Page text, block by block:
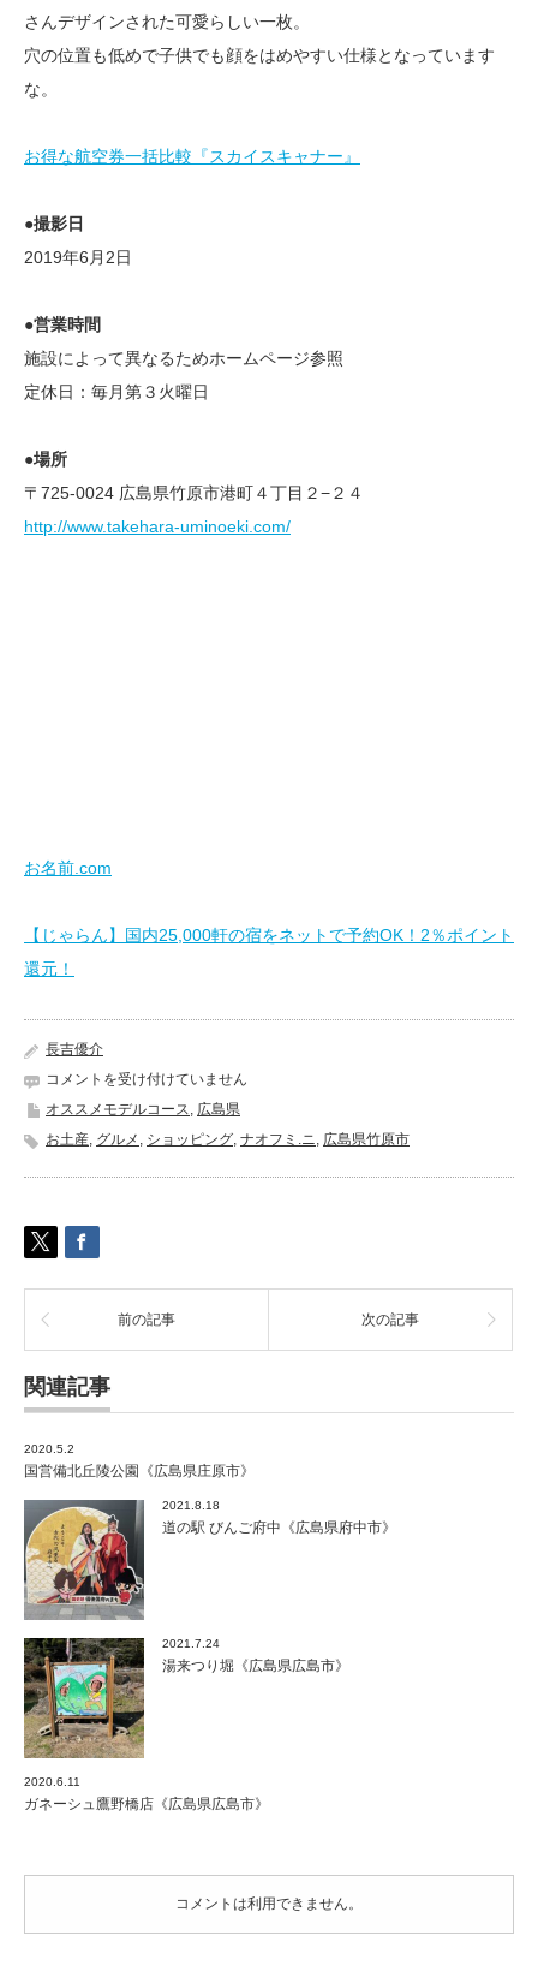
さんデザインされた可愛らしい一枚。
穴の位置も低めで子供でも顔をはめやすい仕様となっています
な。
お得な航空券一括比較『スカイスキャナー』
●撮影日
2019年6月2日
●営業時間
施設によって異なるためホームページ参照
定休日：毎月第３火曜日
●場所
〒725-0024 広島県竹原市港町４丁目２−２４
http://www.takehara-uminoeki.com/
お名前.com
【じゃらん】国内25,000軒の宿をネットで予約OK！2％ポイント
還元！
長吉優介
た
け
ら
《広
島
原
市》
は
コメントを受け付けていません
オススメモデルコース, 広島県
お土産, グルメ , ショッピング, ナオフミ.ニ, 広島県竹原市
前の記事 次の記事
関連記事
2020.5.2
国営備北丘陵公園《広島県庄原市》
2021.8.18
道の駅 びんご府中《広島県府中市》
2021.7.24
湯来つり堀《広島県広島市》
2020.6.11
ガネーシュ鷹野橋店《広島県広島市》
コメントは利用できません。